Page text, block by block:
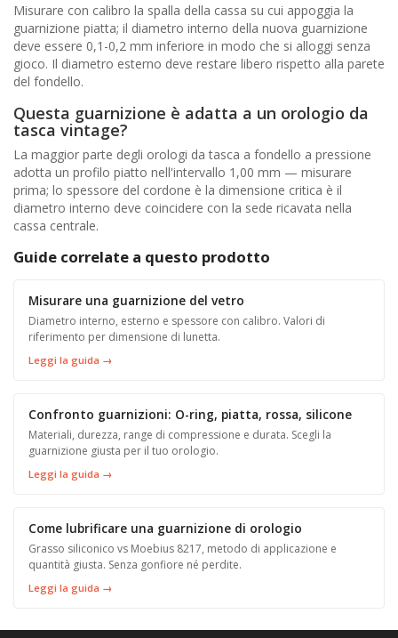
Misurare con calibro la spalla della cassa su cui appoggia la
guarnizione piatta; il diametro interno della nuova guarnizione
deve essere 0,1-0,2 mm inferiore in modo che si alloggi senza
gioco. Il diametro esterno deve restare libero rispetto alla parete
del fondello.
Questa guarnizione è adatta a un orologio da
tasca vintage?
La maggior parte degli orologi da tasca a fondello a pressione
adotta un profilo piatto nell'intervallo 1,00 mm — misurare
prima; lo spessore del cordone è la dimensione critica è il
diametro interno deve coincidere con la sede ricavata nella
cassa centrale.
Guide correlate a questo prodotto
Misurare una guarnizione del vetro
Diametro interno, esterno e spessore con calibro. Valori di
riferimento per dimensione di lunetta.
Leggi la guida →
Confronto guarnizioni: O-ring, piatta, rossa, silicone
Materiali, durezza, range di compressione e durata. Scegli la
guarnizione giusta per il tuo orologio.
Leggi la guida →
Come lubrificare una guarnizione di orologio
Grasso siliconico vs Moebius 8217, metodo di applicazione e
quantità giusta. Senza gonfiore né perdite.
Leggi la guida →